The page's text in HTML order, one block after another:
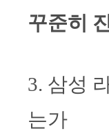
꾸준히
3. 삼성
는가